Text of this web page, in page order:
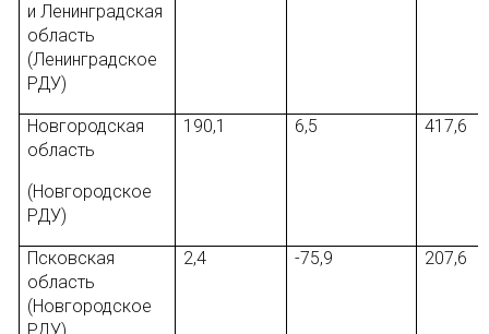
и Ленинградская
область
(Ленинградское
РДУ)
Новгородская
область
(Новгородское
РДУ)
190,1 6,5 417,6
Псковская
область
(Новгородское
РДУ)
2,4 -75,9 207,6